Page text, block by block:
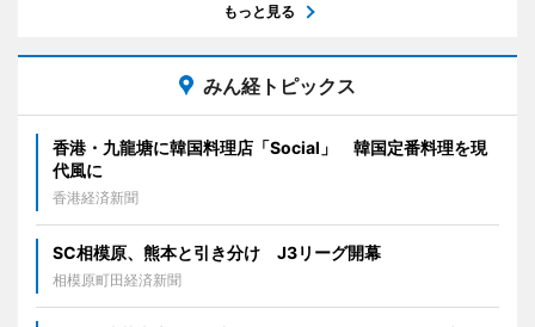
もっと見る
みん経トピックス
香港・九龍塘に韓国料理店「Social」 韓国定番料理を現
代風に
香港経済新聞
SC相模原、熊本と引き分け J3リーグ開幕
相模原町田経済新聞